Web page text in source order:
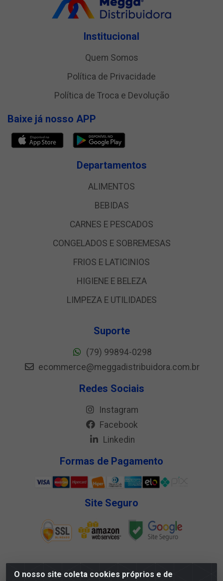
O nosso site coleta cookies próprios e de
Institucional
Quem Somos
Política de Privacidade
Política de Troca e Devolução
Baixe já nosso APP
Departamentos
ALIMENTOS
BEBIDAS
CARNES E PESCADOS
CONGELADOS E SOBREMESAS
FRIOS E LATICINIOS
HIGIENE E BELEZA
LIMPEZA E UTILIDADES
Suporte
(79) 99894-0298
ecommerce@meggadistribuidora.com.br
Redes Sociais
Instagram
Facebook
Linkedin
Formas de Pagamento
Site Seguro